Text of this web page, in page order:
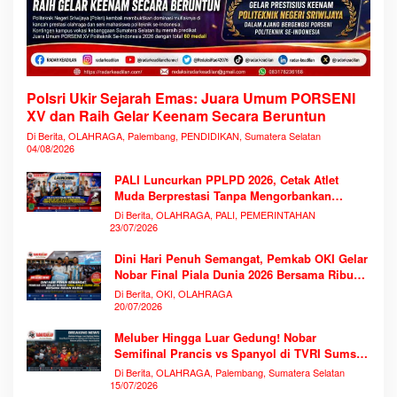
Polsri Ukir Sejarah Emas: Juara Umum PORSENI
XV dan Raih Gelar Keenam Secara Beruntun
Di Berita, OLAHRAGA, Palembang, PENDIDIKAN, Sumatera Selatan
04/08/2026
PALI Luncurkan PPLPD 2026, Cetak Atlet
Muda Berprestasi Tanpa Mengorbankan
Pendidikan
Di Berita, OLAHRAGA, PALI, PEMERINTAHAN
23/07/2026
Dini Hari Penuh Semangat, Pemkab OKI Gelar
Nobar Final Piala Dunia 2026 Bersama Ribuan
Warga
Di Berita, OKI, OLAHRAGA
20/07/2026
Meluber Hingga Luar Gedung! Nobar
Semifinal Prancis vs Spanyol di TVRI Sumsel
Memecahkan Rekor Antusiasme
Di Berita, OLAHRAGA, Palembang, Sumatera Selatan
15/07/2026